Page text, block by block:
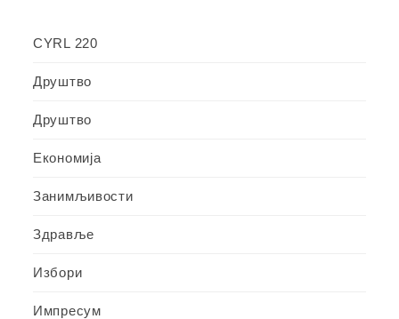
CYRL 220
Друштво
Друштво
Економија
Занимљивости
Здравље
Избори
Импресум